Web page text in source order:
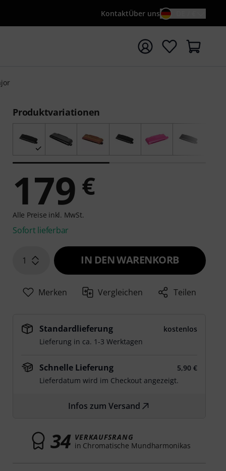
KontaktÜber uns
mit Suchwort {searchTerm} starten
Produktvariationen
179 €
Alle Preise inkl. MwSt.
Sofort lieferbar
1 IN DEN WARENKORB
Merken Vergleichen Teilen
Standardlieferung
kostenlos
Lieferung in ca. 1-3 Werktagen
Schnelle Lieferung
5,90 €
Lieferdatum wird im Checkout angezeigt.
Infos zum Versand
34 VERKAUFSRANG
in Chromatische Mundharmonikas